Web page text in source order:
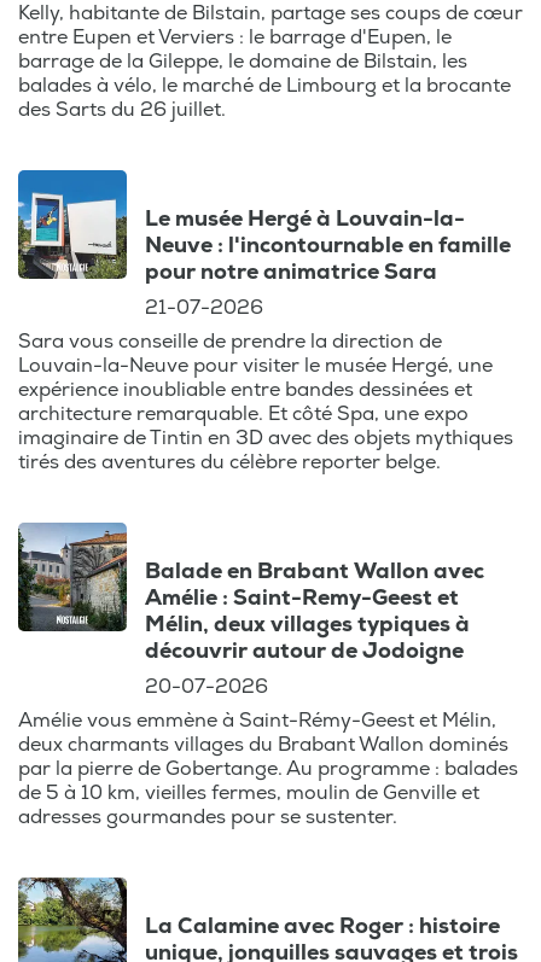
Kelly, habitante de Bilstain, partage ses coups de cœur
entre Eupen et Verviers : le barrage d'Eupen, le
barrage de la Gileppe, le domaine de Bilstain, les
balades à vélo, le marché de Limbourg et la brocante
des Sarts du 26 juillet.
Le musée Hergé à Louvain-la-
Neuve : l'incontournable en famille
pour notre animatrice Sara
21-07-2026
Sara vous conseille de prendre la direction de
Louvain-la-Neuve pour visiter le musée Hergé, une
expérience inoubliable entre bandes dessinées et
architecture remarquable. Et côté Spa, une expo
imaginaire de Tintin en 3D avec des objets mythiques
tirés des aventures du célèbre reporter belge.
Balade en Brabant Wallon avec
Amélie : Saint-Remy-Geest et
Mélin, deux villages typiques à
découvrir autour de Jodoigne
20-07-2026
Amélie vous emmène à Saint-Rémy-Geest et Mélin,
deux charmants villages du Brabant Wallon dominés
par la pierre de Gobertange. Au programme : balades
de 5 à 10 km, vieilles fermes, moulin de Genville et
adresses gourmandes pour se sustenter.
La Calamine avec Roger : histoire
unique, jonquilles sauvages et trois